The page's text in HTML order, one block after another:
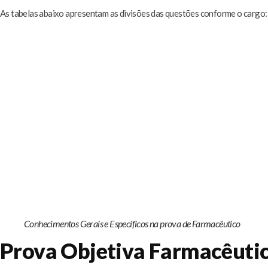
As tabelas abaixo apresentam as divisões das questões conforme o cargo:
Conhecimentos Gerais e Específicos na prova de Farmacêutico
Prova Objetiva